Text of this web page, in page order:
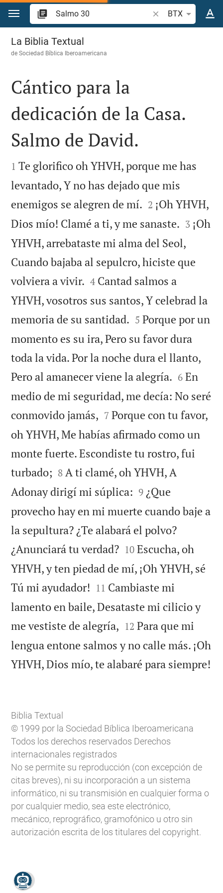
Ir a un contenido
Buscar versículo
BTX
Salmo 30
La Biblia Textual
deSociedad Bíblica Iberoamericana

Cántico para la
dedicación de la Casa.
Salmo de David.

1 Te glorifico oh YHVH, porque me has
levantado, Y no has dejado que mis
enemigos se alegren de mí. 

2 ¡Oh YHVH,
Dios mío! Clamé a ti, y me sanaste. 

3 ¡Oh
YHVH, arrebataste mi alma del Seol,
Cuando bajaba al sepulcro, hiciste que
volviera a vivir. 

4 Cantad salmos a
YHVH, vosotros sus santos, Y celebrad la
memoria de su santidad. 

5 Porque por un
momento es su ira, Pero su favor dura
toda la vida. Por la noche dura el llanto,
Pero al amanecer viene la alegría. 

6 En
medio de mi seguridad, me decía: No seré
conmovido jamás, 

7 Porque con tu favor,
oh YHVH, Me habías afirmado como un
monte fuerte. Escondiste tu rostro, fui
turbado; 

8 A ti clamé, oh YHVH, A
Adonay dirigí mi súplica: 

9 ¿Que
provecho hay en mi muerte cuando baje a
la sepultura? ¿Te alabará el polvo?
¿Anunciará tu verdad?
10 Escucha, oh
YHVH, y ten piedad de mí, ¡Oh YHVH, sé
Tú mi ayudador! 

11 Cambiaste mi
lamento en baile, Desataste mi cilicio y
me vestiste de alegría, 

12 Para que mi
lengua entone salmos y no calle más. ¡Oh
YHVH, Dios mío, te alabaré para siempre!
Biblia Textual
© 1999 por la Sociedad Bíblica Iberoamericana
Todos los derechos reservados Derechos
internacionales registrados
No se permite su reproducción (con excepción de
citas breves), ni su incorporación a un sistema
informático, ni su transmisión en cualquier forma o
por cualquier medio, sea este electrónico,
mecánico, reprográfico, gramofónico u otro sin
autorización escrita de los titulares del copyright.